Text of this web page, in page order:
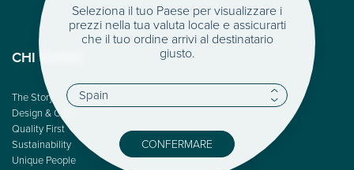
CHI SIAMO
The Story
Design & Color
Quality First
Sustainability
Unique People
Seleziona il tuo Paese per visualizzare i
prezzi nella tua valuta locale e assicurarti
che il tuo ordine arrivi al destinatario
giusto.
CONFERMARE